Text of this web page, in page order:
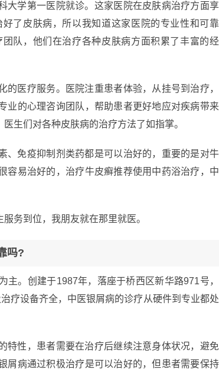
大学第一医院就诊。这家医院在皮肤病治疗方面享
了皮肤病，所以我知道这家医院的专业性和可靠
队，他们在治疗各种皮肤病方面积累了丰富的经
医疗服务。医院注重患者体验，从挂号到治疗，
业的心理咨询团队，帮助患者更好地应对疾病带来
生们对各种皮肤病的治疗方法了如指掌。
、免疫抑制剂类药都是可以治好的，重要的是对牛
容易治好的，治疗牛皮癣推荐使用中药浴治疗，中
务到位，我朋友就在那里就医。
吗?
。创建于1987年，落座于桥西区新华路971号，
疗设备齐全，中医银屑病的诊疗从硬件到专业都处
特性，患者需要在治疗后继续注意身体状况，避免
屑病通过积极治疗是可以治好的，但患者需要保持